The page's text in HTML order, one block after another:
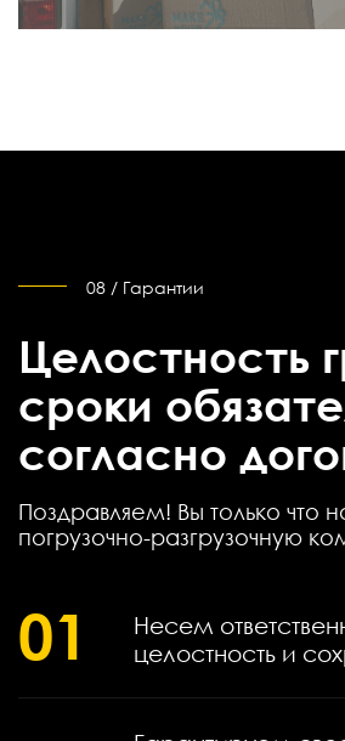
08 / Гарантии
Целостность
сроки
согласно
Поздравляем! Вы только
погрузочно-разгрузочную
01
Несем
целостность и